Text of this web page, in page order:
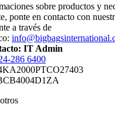
sobre productos y
ponte en contacto con
a través de
IT Admin
286 6400